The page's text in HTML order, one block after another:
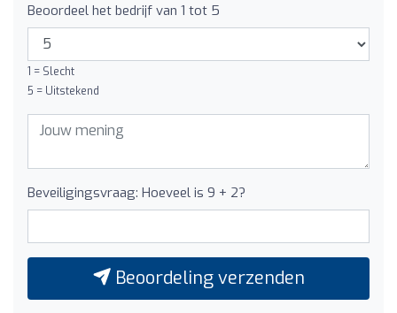
Beoordeel het bedrijf van 1 tot 5
1 = Slecht
5 = Uitstekend
Beveiligingsvraag: Hoeveel is 9 + 2?
Beoordeling verzenden